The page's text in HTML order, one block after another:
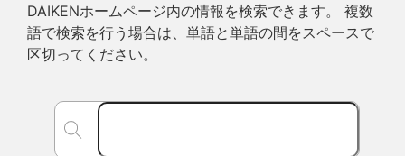
DAIKENホームページ内の情報を検索できます。 複数
語で検索を行う場合は、単語と単語の間をスペースで
区切ってください。